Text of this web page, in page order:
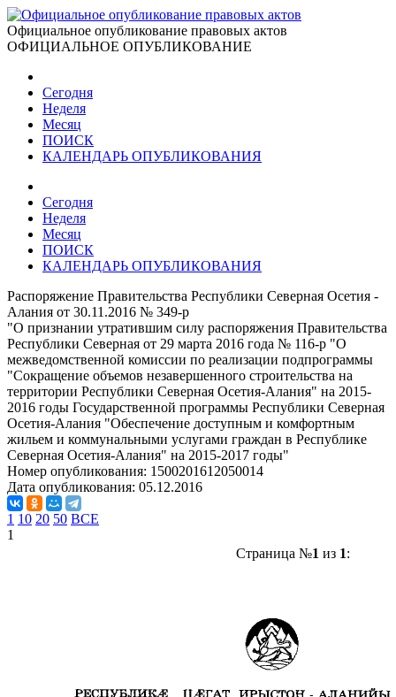
Официальное опубликование правовых актов
ОФИЦИАЛЬНОЕ ОПУБЛИКОВАНИЕ
Сегодня
Неделя
Месяц
ПОИСК
КАЛЕНДАРЬ ОПУБЛИКОВАНИЯ
Сегодня
Неделя
Месяц
ПОИСК
КАЛЕНДАРЬ ОПУБЛИКОВАНИЯ
Распоряжение Правительства Республики Северная Осетия -
Алания от 30.11.2016 № 349-р
"О признании утратившим силу распоряжения Правительства
Республики Северная от 29 марта 2016 года № 116-р "О
межведомственной комиссии по реализации подпрограммы
"Сокращение объемов незавершенного строительства на
территории Республики Северная Осетия-Алания" на 2015-
2016 годы Государственной программы Республики Северная
Осетия-Алания "Обеспечение доступным и комфортным
жильем и коммунальными услугами граждан в Республике
Северная Осетия-Алания" на 2015-2017 годы"
Номер опубликования: 1500201612050014
Дата опубликования: 05.12.2016
1 10 20 50 ВСЕ
1
Страница №1 из 1: